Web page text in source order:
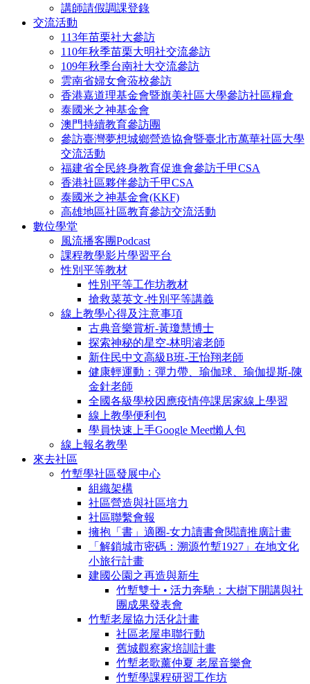
講師請假調課登錄
交流活動
113年苗栗社大參訪
110年秋季苗栗大明社交流參訪
109年秋季台南社大交流參訪
雲南省婦女會蒞校參訪
香港嘉道理基金會暨旗美社區大學參訪社區糧倉
泰國米之神基金會
澳門持續教育參訪團
參訪臺灣夢想城鄉營造協會暨臺北市萬華社區大學
交流活動
福建省全民終身教育促進會參訪千甲CSA
香港社區夥伴參訪千甲CSA
泰國米之神基金會(KKF)
高雄地區社區教育參訪交流活動
數位學堂
風流播客團Podcast
課程教學影片學習平台
性別平等教材
性別平等工作坊教材
搶救菜英文-性別平等講義
線上教學心得及注意事項
古典音樂賞析-黃瓊慧博士
探索神秘的星空-林明濬老師
新住民中文高級B班-王怡翔老師
健康輕運動：彈力帶、瑜伽球、瑜伽提斯-陳
金針老師
全國各級學校因應疫情停課居家線上學習
線上教學便利包
學員快速上手Google Meet懶人包
線上報名教學
來去社區
竹塹學社區發展中心
組織架構
社區營造與社區培力
社區聯繫會報
擁抱「書」適圈-女力讀書會閱讀推廣計畫
「解鎖城市密碼：溯源竹塹1927」在地文化
小旅行計畫
建國公園之再造與新生
竹塹雙十 • 活力奔馳： 大樹下開講與社
團成果發表會
竹塹老屋協力活化計畫
社區老屋串聯行動
舊城觀察家培訓計畫
竹塹老歌薰仲夏 老屋音樂會
竹塹學課程研習工作坊